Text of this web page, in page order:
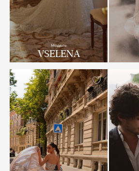
Модель
VSELENA